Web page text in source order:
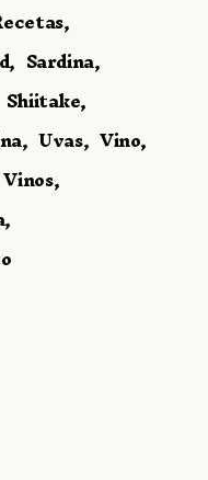
Sardina
Shiitake
Uvas Vino
Vinos